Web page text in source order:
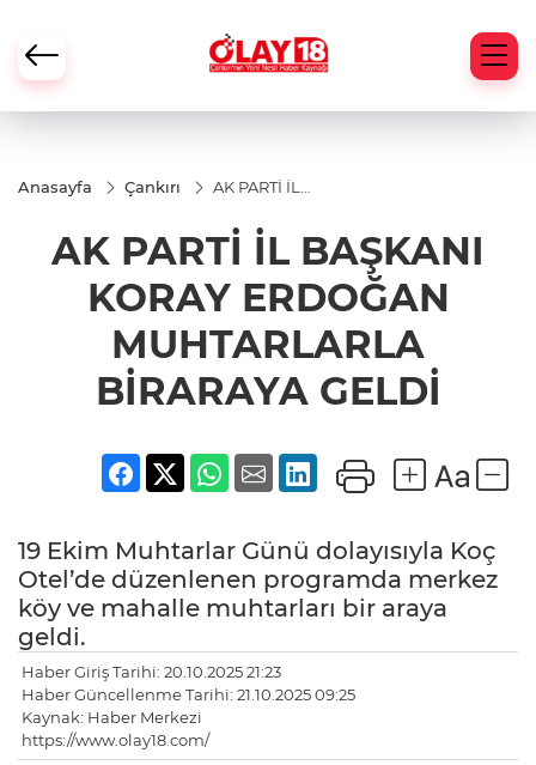
Anasayfa Çankırı
AK PARTİ İL
KORAY
ERDOĞAN
MUHTARLARLA
BİRARAYA
GELDİ
AK PARTİ İL BAŞKANI
KORAY ERDOĞAN
MUHTARLARLA
BİRARAYA GELDİ
19 Ekim Muhtarlar Günü dolayısıyla Koç
Otel’de düzenlenen programda merkez
köy ve mahalle muhtarları bir araya
geldi.
Haber Giriş Tarihi: 20.10.2025 21:23
Haber Güncellenme Tarihi: 21.10.2025 09:25
Kaynak: Haber Merkezi
https://www.olay18.com/